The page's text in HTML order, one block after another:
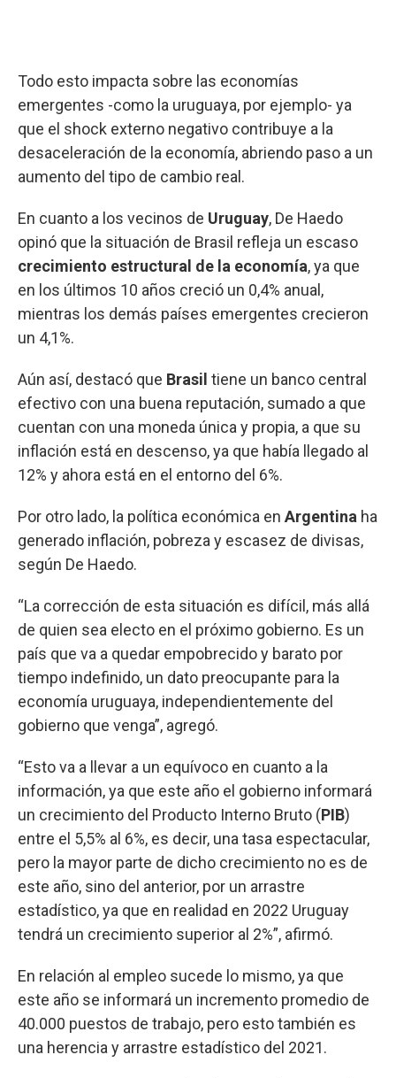
Todo esto impacta sobre las economías
emergentes -como la uruguaya, por ejemplo- ya
que el shock externo negativo contribuye a la
desaceleración de la economía, abriendo paso a un
aumento del tipo de cambio real.
En cuanto a los vecinos de Uruguay, De Haedo
opinó que la situación de Brasil refleja un escaso
crecimiento estructural de la economía, ya que
en los últimos 10 años creció un 0,4% anual,
mientras los demás países emergentes crecieron
un 4,1%.
Aún así, destacó que Brasil tiene un banco central
efectivo con una buena reputación, sumado a que
cuentan con una moneda única y propia, a que su
inflación está en descenso, ya que había llegado al
12% y ahora está en el entorno del 6%.
Por otro lado, la política económica en Argentina ha
generado inflación, pobreza y escasez de divisas,
según De Haedo.
“La corrección de esta situación es difícil, más allá
de quien sea electo en el próximo gobierno. Es un
país que va a quedar empobrecido y barato por
tiempo indefinido, un dato preocupante para la
economía uruguaya, independientemente del
gobierno que venga”, agregó.
“Esto va a llevar a un equívoco en cuanto a la
información, ya que este año el gobierno informará
un crecimiento del Producto Interno Bruto (PIB)
entre el 5,5% al 6%, es decir, una tasa espectacular,
pero la mayor parte de dicho crecimiento no es de
este año, sino del anterior, por un arrastre
estadístico, ya que en realidad en 2022 Uruguay
tendrá un crecimiento superior al 2%”, afirmó.
En relación al empleo sucede lo mismo, ya que
este año se informará un incremento promedio de
40.000 puestos de trabajo, pero esto también es
una herencia y arrastre estadístico del 2021.